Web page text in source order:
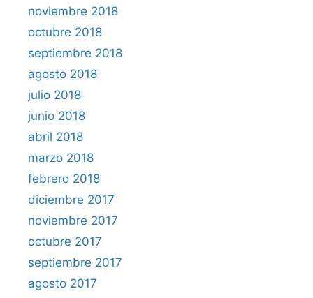
noviembre 2018
octubre 2018
septiembre 2018
agosto 2018
julio 2018
junio 2018
abril 2018
marzo 2018
febrero 2018
diciembre 2017
noviembre 2017
octubre 2017
septiembre 2017
agosto 2017